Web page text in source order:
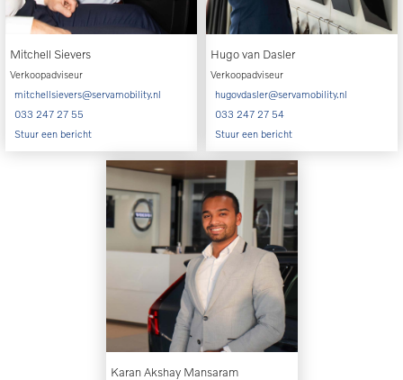
Mitchell Sievers
Verkoopadviseur
mitchellsievers@servamobility.nl
033 247 27 55
Stuur een bericht
Hugo van Dasler
Verkoopadviseur
hugovdasler@servamobility.nl
033 247 27 54
Stuur een bericht
Karan Akshay Mansaram